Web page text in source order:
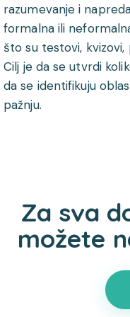
razumevanje i
formalna ili
što su testovi,
Cilj je da se utvrdi
da se identifikuju
pažnju.
Za sva
možete